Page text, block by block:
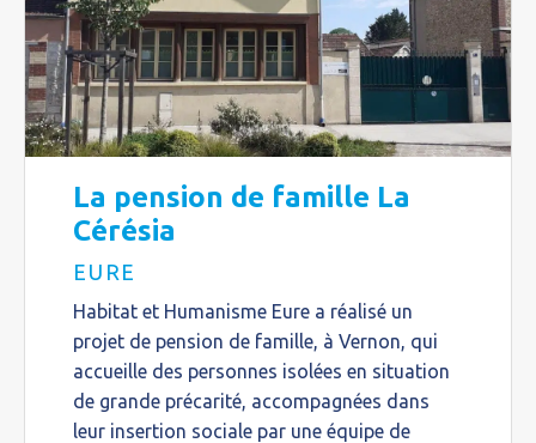
La pension de famille La
Cérésia
EURE
Habitat et Humanisme Eure a réalisé un
projet de pension de famille, à Vernon, qui
accueille des personnes isolées en situation
de grande précarité, accompagnées dans
leur insertion sociale par une équipe de